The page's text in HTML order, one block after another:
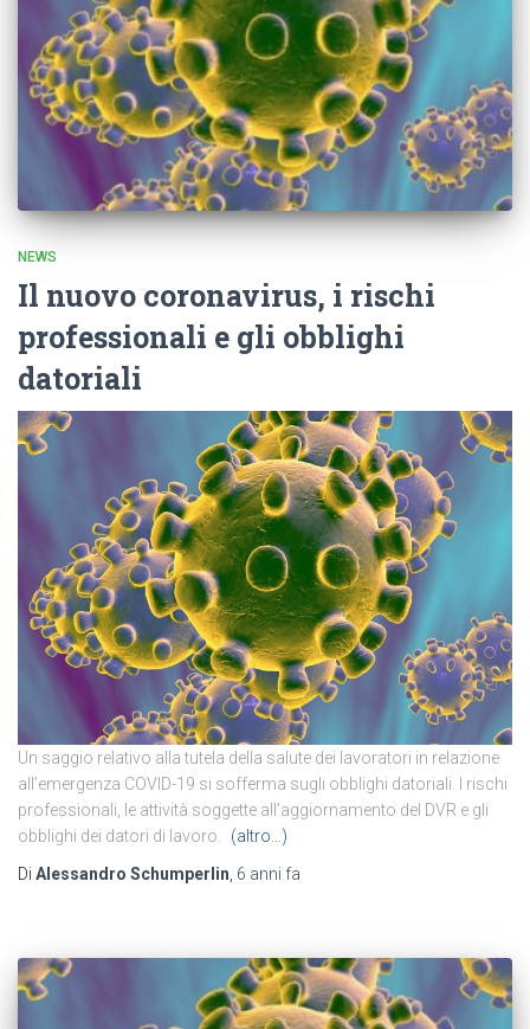
NEWS
Il nuovo coronavirus, i rischi
professionali e gli obblighi
datoriali
Un saggio relativo alla tutela della salute dei lavoratori in relazione
all’emergenza COVID-19 si sofferma sugli obblighi datoriali. I rischi
professionali, le attività soggette all’aggiornamento del DVR e gli
obblighi dei datori di lavoro.
(altro…)
Di Alessandro Schumperlin 6 anni fa